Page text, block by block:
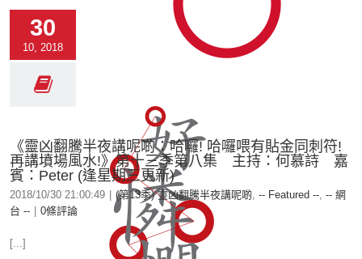
30
10, 2018
《靈凶翻騰半夜講呢啲：哈囉! 哈囉喂有貼金同刺符!
再講墳場風水!》第十三季第八集 主持：何慕詩 嘉
賓：Peter (逢星期三更新)
2018/10/30 21:00:49 (第13季) 靈凶翻騰半夜講呢啲, -- Featured --, -- 網
台 --
0條評論
[...]